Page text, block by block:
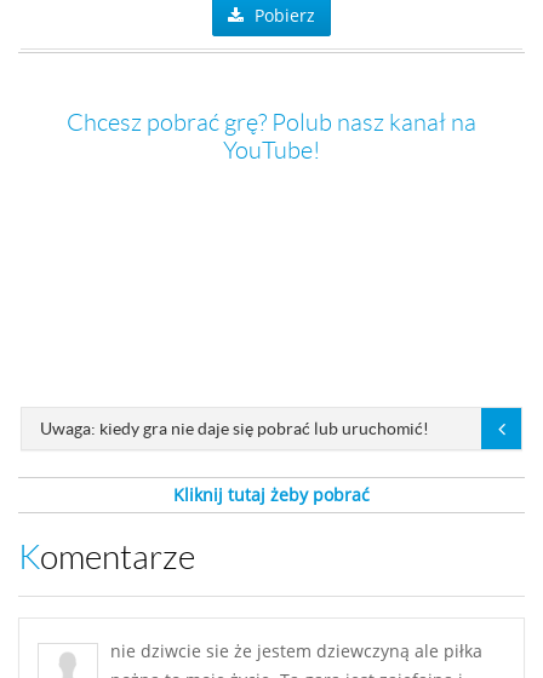
Pobierz
Chcesz pobrać grę? Polub nasz kanał na
YouTube!
Uwaga: kiedy gra nie daje się pobrać lub uruchomić!
Kliknij tutaj żeby pobrać
Komentarze
nie dziwcie sie że jestem dziewczyną ale piłka